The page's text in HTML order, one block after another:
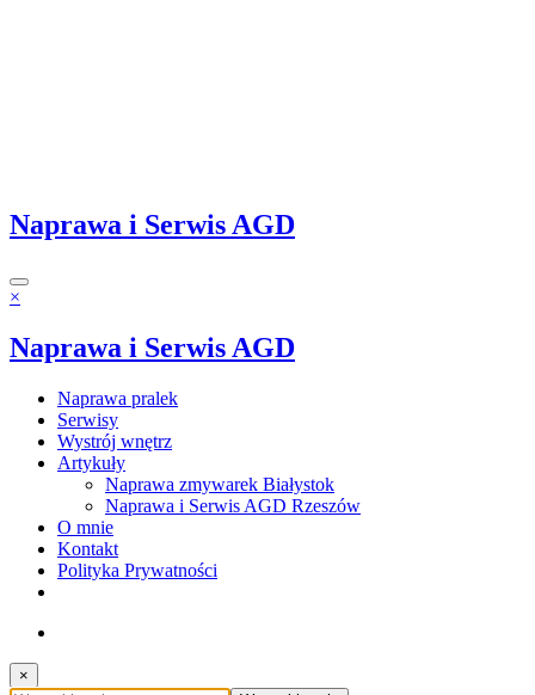
Naprawa i Serwis AGD
×
Naprawa i Serwis AGD
Naprawa pralek
Serwisy
Wystrój wnętrz
Artykuły
Naprawa zmywarek Białystok
Naprawa i Serwis AGD Rzeszów
O mnie
Kontakt
Polityka Prywatności
×